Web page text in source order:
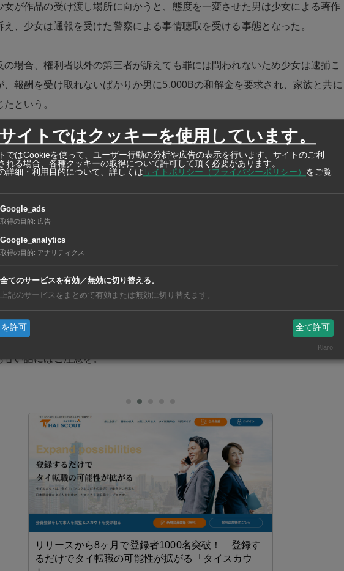
女が作品の受け渡し場所に向かうと、態度を一変させた男は少女による著作
え、少女は通報を受けた警察による事情聴取を受ける事態となった。
の場合、権利者以外の第三者が訴えても罪には問われないため少女は逮捕こ
、報酬を受け取れないばかりか男に5,000Bの和解金を要求され、家族と共に
という。
件に疑問を抱いた少女の叔母は「著作権違反は犯罪だが、未成年者に対して
り口は酷い」とSNS上に投稿。
まち反響を呼び、男が所属するとしていたライセンス会社も事件の関与を否
を発表。
している。
害は万国共通の犯罪行為。
甘い話にはご注意を。
リリースから8ヶ月で登録者1000名突破！ 登録す
るだけでタイ転職の可能性が拡がる「タイスカウ
イトではクッキーを使用しています。
ではCookieを使って、ユーザー行動の分析や広告の表示を行います。サイトのご利
れる場合、各種クッキーの取得について許可して頂く必要があります。
詳細・利用目的について、詳しくはサイトポリシー（プライバシーポリシー） をご覧
Google_ads
取得の目的: 広告
Google_analytics
取得の目的: アナリティクス
全てのサービスを有効／無効に切り替える。
上記のサービスをまとめて有効または無効に切り替えます。
許可 全て許可
Klaro